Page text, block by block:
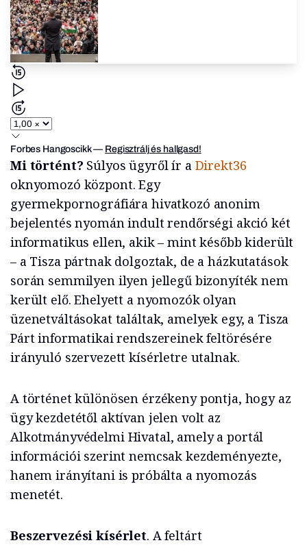
Forbes Hangoscikk— Regisztrálj és hallgasd!
Mi történt? Súlyos ügyről ír a Direkt36
oknyomozó központ. Egy
gyermekpornográfiára hivatkozó anonim
bejelentés nyomán indult rendőrségi akció két
informatikus ellen, akik – mint később kiderült
– a Tisza pártnak dolgoztak, de a házkutatások
során semmilyen ilyen jellegű bizonyíték nem
került elő. Ehelyett a nyomozók olyan
üzenetváltásokat találtak, amelyek egy, a Tisza
Párt informatikai rendszereinek feltörésére
irányuló szervezett kísérletre utalnak.
A történet különösen érzékeny pontja, hogy az
ügy kezdetétől aktívan jelen volt az
Alkotmányvédelmi Hivatal, amely a portál
információi szerint nemcsak kezdeményezte,
hanem irányítani is próbálta a nyomozás
menetét.
Beszervezési kísérlet. A feltárt